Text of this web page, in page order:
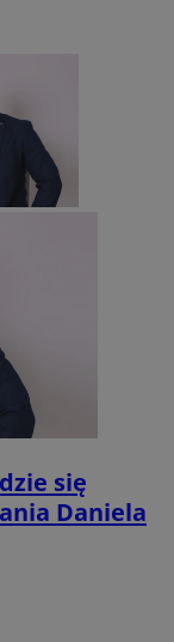
się
Daniela